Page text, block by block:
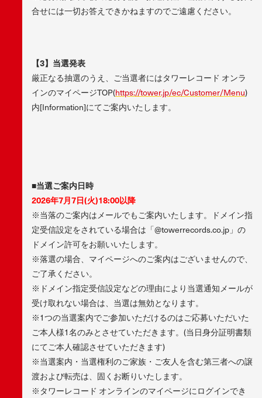
合せには一切お答えできかねますのでご遠慮ください。
【3】当選発表
厳正なる抽選のうえ、ご当選者にはタワーレコード オンラ
インのマイページTOP(https://tower.jp/ec/Customer/Menu)
内[Information]にてご案内いたします。
■当選ご案内日時
2026年7月7日(火)18:00以降
※当落のご案内はメールでもご案内いたします。ドメイン指
定受信設定をされている場合は「@towerrecords.co.jp」の
ドメイン許可をお願いいたします。
※落選の場合、マイページへのご案内はございませんので、
ご了承ください。
※ドメイン指定受信設定などの理由により当選通知メールが
受け取れない場合は、当選は無効となります。
※1つの当選案内でご参加いただけるのはご応募いただいた
ご本人様1名のみとさせていただきます。(当日身分証明書類
にてご本人確認させていただきます)
※当選案内・当選権利のご家族・ご友人を含む第三者への譲
渡および転売は、固くお断りいたします。
※タワーレコード オンラインのマイページにログインでき